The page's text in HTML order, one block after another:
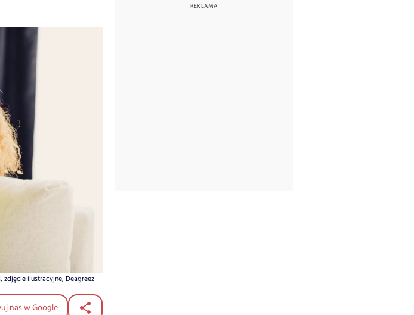
zdjęcie ilustracyjne, Deagreez
nas w Google